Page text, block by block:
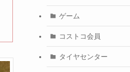
ゲーム
コストコ会員
タイヤセンター